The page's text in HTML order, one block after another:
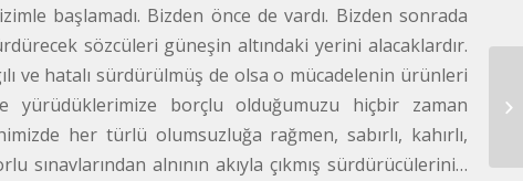
başlamadı. Bizden önce de vardı. Bizden sonrada
sözcüleri güneşin altındaki yerini alacaklardır.
ve hatalı sürdürülmüş de olsa o mücadelenin ürünleri
yürüdüklerimize borçlu olduğumuzu hiçbir zaman
her türlü olumsuzluğa rağmen, sabırlı, kahırlı,
alnının akıyla çıkmış sürdürücülerini…